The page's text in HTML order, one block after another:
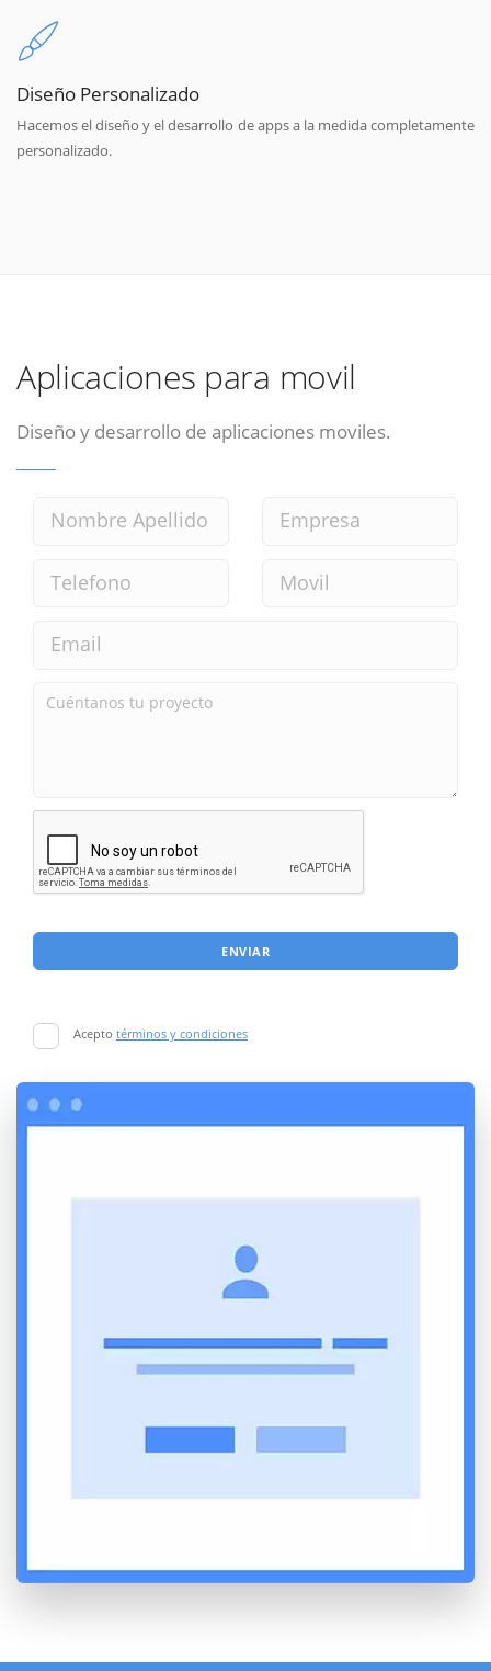
Diseño Personalizado
Hacemos el diseño y el desarrollo de apps a la medida completamente
personalizado.
Aplicaciones para movil
Diseño y desarrollo de aplicaciones moviles.
ENVIAR
Acepto términos y condiciones